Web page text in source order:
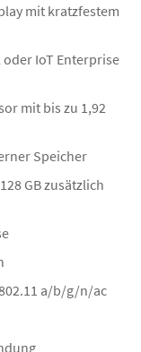
mit kratzfestem
oder IoT Enterprise
mit bis zu 1,92
Speicher
GB zusätzlich
a/b/g/n/ac